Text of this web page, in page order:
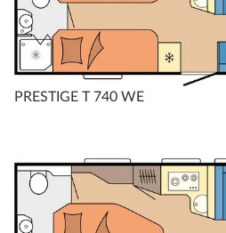
PRESTIGE T 740 WE